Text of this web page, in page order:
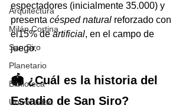
Arquitectura
Milán Cortina
San Siro
Planetario
Biblioteca
Universidad
espectadores (inicialmente 35.000) y
presenta césped natural reforzado con
el15% de artificial, en el campo de
juego.
🏟️ ¿Cuál es la historia del
Estadio de San Siro?